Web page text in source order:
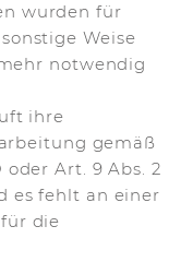
wurden für
Weise
notwendig
ihre
gemäß
oder Art. 9 Abs. 2
es fehlt an einer
die